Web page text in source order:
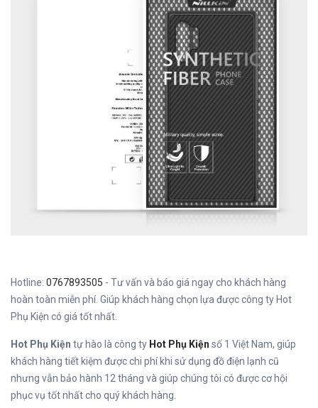
Hotline: 0767893505 - Tư vấn và báo giá ngay cho khách hàng
hoàn toàn miễn phí. Giúp khách hàng chọn lựa được công ty Hot
Phụ Kiện có giá tốt nhất.
Hot Phụ Kiện tự hào là công ty Hot Phụ Kiện số 1 Việt Nam, giúp
khách hàng tiết kiệm được chi phí khi sử dụng đồ điện lạnh cũ
nhưng vẫn bảo hành 12 tháng và giúp chúng tôi có được cơ hội
phục vụ tốt nhất cho quý khách hàng.